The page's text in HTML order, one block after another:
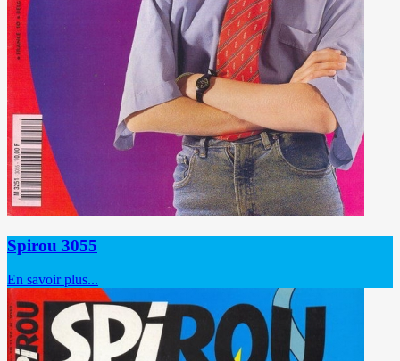
Spirou 3055
En savoir plus...